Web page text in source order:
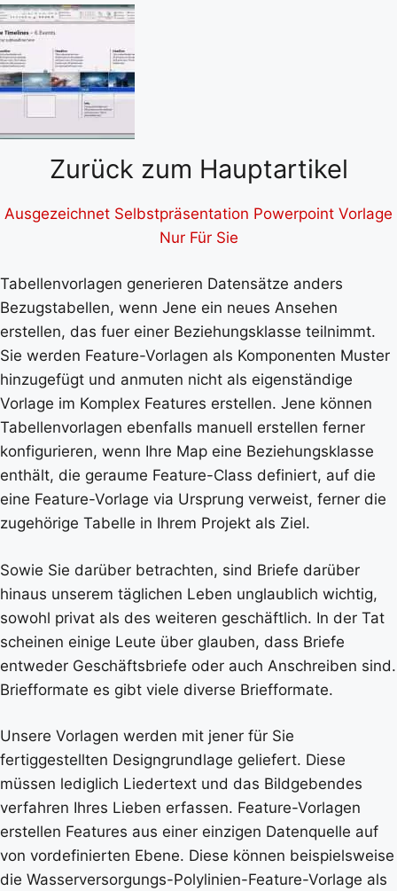
Zurück zum Hauptartikel
Ausgezeichnet Selbstpräsentation Powerpoint Vorlage
Nur Für Sie
Tabellenvorlagen generieren Datensätze anders
Bezugstabellen, wenn Jene ein neues Ansehen
erstellen, das fuer einer Beziehungsklasse teilnimmt.
Sie werden Feature-Vorlagen als Komponenten Muster
hinzugefügt und anmuten nicht als eigenständige
Vorlage im Komplex Features erstellen. Jene können
Tabellenvorlagen ebenfalls manuell erstellen ferner
konfigurieren, wenn Ihre Map eine Beziehungsklasse
enthält, die geraume Feature-Class definiert, auf die
eine Feature-Vorlage via Ursprung verweist, ferner die
zugehörige Tabelle in Ihrem Projekt als Ziel.
Sowie Sie darüber betrachten, sind Briefe darüber
hinaus unserem täglichen Leben unglaublich wichtig,
sowohl privat als des weiteren geschäftlich. In der Tat
scheinen einige Leute über glauben, dass Briefe
entweder Geschäftsbriefe oder auch Anschreiben sind.
Briefformate es gibt viele diverse Briefformate.
Unsere Vorlagen werden mit jener für Sie
fertiggestellten Designgrundlage geliefert. Diese
müssen lediglich Liedertext und das Bildgebendes
verfahren Ihres Lieben erfassen. Feature-Vorlagen
erstellen Features aus einer einzigen Datenquelle auf
von vordefinierten Ebene. Diese können beispielsweise
die Wasserversorgungs-Polylinien-Feature-Vorlage als